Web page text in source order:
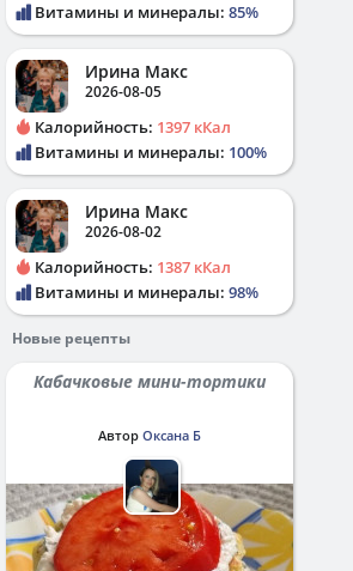
Витамины и минералы: 85%
Ирина Макс
2026-08-05
Калорийность: 1397 кКал
Витамины и минералы: 100%
Ирина Макс
2026-08-02
Калорийность: 1387 кКал
Витамины и минералы: 98%
Новые рецепты
Кабачковые мини-тортики
Автор Оксана Б